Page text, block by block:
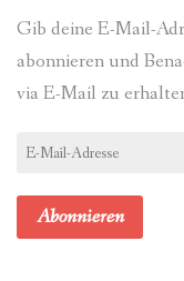
Gib deine E-Mail-
abonnieren und
via E-Mail zu
E-
Abonnieren